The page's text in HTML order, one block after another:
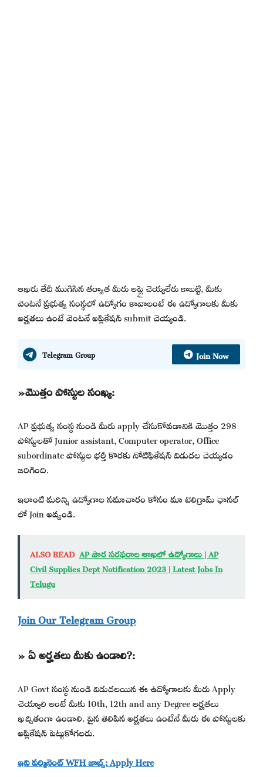
ఆఖరు తేదీ ముగిసిన తర్వాత మీరు అప్లై చెయ్యలేరు కాబట్టి, మీకు
వెంటనే ప్రభుత్వ సంస్థలో ఉద్యోగం కావాలంటే ఈ ఉద్యోగాలకు మీకు
అర్హతలు ఉంటే వెంటనే అప్లికేషన్ submit చెయ్యండి.
Telegram Group Join Now
»మొత్తం పోస్టుల సంఖ్య:
AP ప్రభుత్వ సంస్థ నుండి మీరు apply చేసుకోవడానికి మొత్తం 298
పోస్టులతో Junior assistant, Computer operator, Office
subordinate పోస్టుల భర్తీ కొరకు నోటిఫికేషన్ విడుదల చెయ్యడం
జరిగింది.
ఇలాంటి మరిన్ని ఉద్యోగాల సమాచారం కోసం మా టెలిగ్రామ్ ఛానల్
లో Join అవ్వండి.
ALSO READ AP పౌర సరఫరాల శాఖలో ఉద్యోగాలు | AP
Civil Supplies Dept Notification 2023 | Latest Jobs In
Telugu
Join Our Telegram Group
» ఏ అర్హతలు మీకు ఉండాలి?:
AP Govt సంస్థ నుండి విడుదలయిన ఈ ఉద్యోగాలకు మీరు Apply
చెయ్యాలి అంటే మీకు 10th, 12th and any Degree అర్హతలు
ఖచ్చితంగా ఉండాలి. పైన తెలిపిన అర్హతలు ఉంటేనే మీరు ఈ పోస్టులకు
అప్లికేషన్ పెట్టుకోగలరు.
ఇవి పర్మినెంట్ WFH జాబ్స్: Apply Here